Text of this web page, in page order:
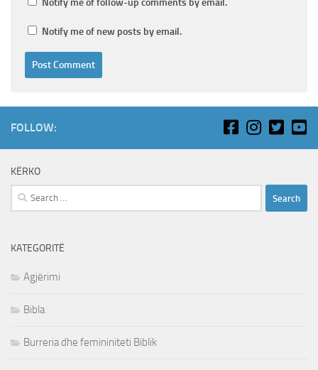
Notify me of follow-up comments by email.
Notify me of new posts by email.
FOLLOW:
KËRKO
Search
for:
KATEGORITË
Agjërimi
Bibla
Burreria dhe femininiteti Biblik